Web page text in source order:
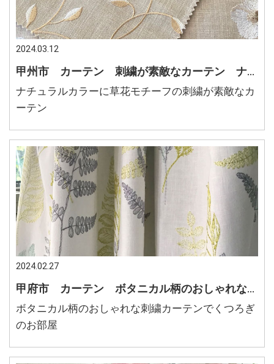
2024.03.12
甲州市 カーテン 刺繍が素敵なカーテン ナチュラルカラーに草花モチーフのデザイン
ナチュラルカラーに草花モチーフの刺繍が素敵なカ
ーテン
2024.02.27
甲府市 カーテン ボタニカル柄のおしゃれな刺繍カーテンでくつろぎのお部屋
ボタニカル柄のおしゃれな刺繍カーテンでくつろぎ
のお部屋